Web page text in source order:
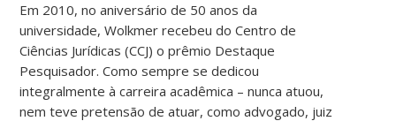
Em 2010, no aniversário de 50 anos da
universidade, Wolkmer recebeu do Centro de
Ciências Jurídicas (CCJ) o prêmio Destaque
Pesquisador. Como sempre se dedicou
integralmente à carreira acadêmica – nunca atuou,
nem teve pretensão de atuar, como advogado, juiz